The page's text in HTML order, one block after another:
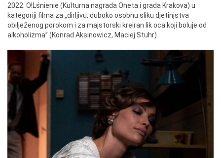
2022. O!Lśnienie (Kulturna nagrada Oneta i grada Krakova) u
kategoriji filma za „dirljivu, duboko osobnu sliku djetinjstva
obilježenog porokom i za majstorski kreiran lik oca koji boluje od
alkoholizma” (Konrad Aksinowicz, Maciej Stuhr)